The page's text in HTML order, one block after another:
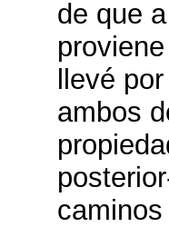
de que
llevé
ambos